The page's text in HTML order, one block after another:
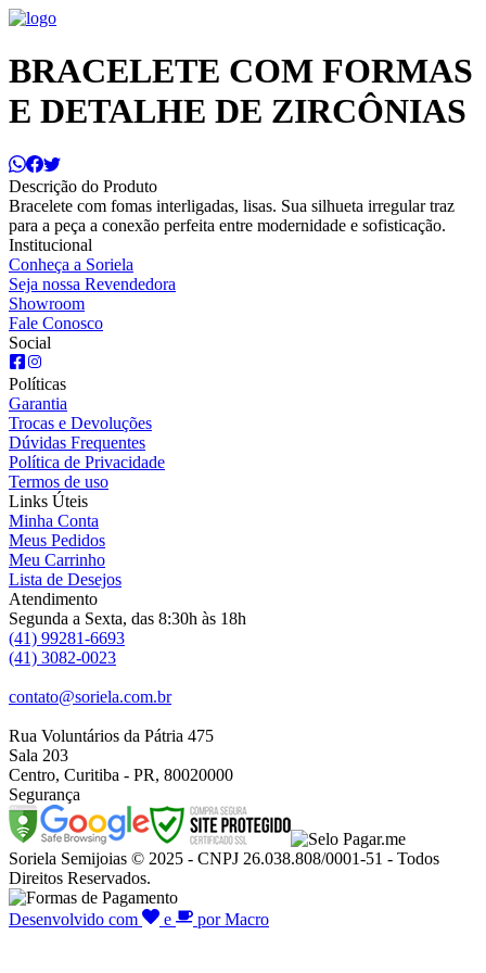
BRACELETE COM FORMAS
E DETALHE DE ZIRCÔNIAS
Descrição do Produto
Bracelete com fomas interligadas, lisas. Sua silhueta irregular traz
para a peça a conexão perfeita entre modernidade e sofisticação.
Institucional
Conheça a Soriela
Seja nossa Revendedora
Showroom
Fale Conosco
Social
Políticas
Garantia
Trocas e Devoluções
Dúvidas Frequentes
Política de Privacidade
Termos de uso
Links Úteis
Minha Conta
Meus Pedidos
Meu Carrinho
Lista de Desejos
Atendimento
Segunda a Sexta, das 8:30h às 18h
(41) 99281-6693
(41) 3082-0023
contato@soriela.com.br
Rua Voluntários da Pátria 475
Sala 203
Centro, Curitiba - PR, 80020000
Segurança
Soriela Semijoias © 2025 - CNPJ 26.038.808/0001-51 - Todos
Direitos Reservados.
Desenvolvido com e por Macro